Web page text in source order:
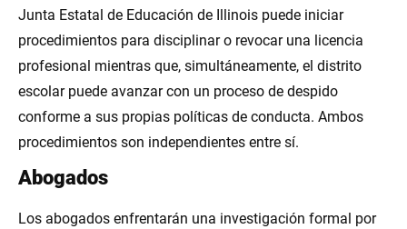
Junta Estatal de Educación de Illinois puede iniciar
procedimientos para disciplinar o revocar una licencia
profesional mientras que, simultáneamente, el distrito
escolar puede avanzar con un proceso de despido
conforme a sus propias políticas de conducta. Ambos
procedimientos son independientes entre sí.
Abogados
Los abogados enfrentarán una investigación formal por